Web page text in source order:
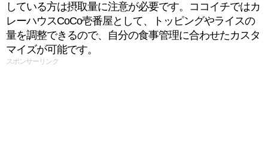
している方は摂取量に注意が必要です。ココイチではカ
レーハウスCoCo壱番屋として、トッピングやライスの
量を調整できるので、自分の食事管理に合わせたカスタ
マイズが可能です。
スポンサーリンク